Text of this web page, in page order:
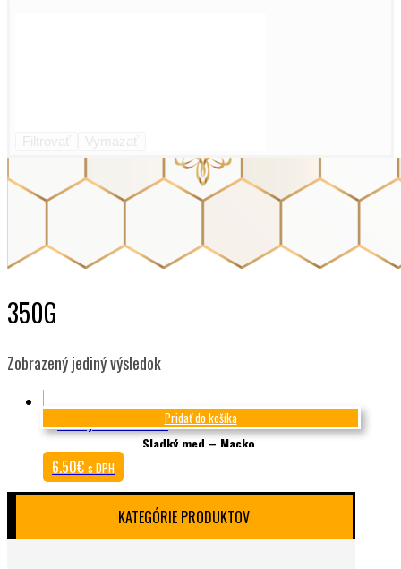
350G
Zobrazený jediný výsledok
Sladký med – Macko
6.50€ s DPH
Pridať do košíka
KATEGÓRIE PRODUKTOV